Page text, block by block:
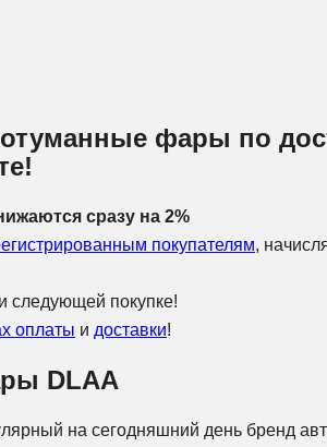
фары по
сразу на 2%
покупателям,
следующей покупке!
оплаты и доставки!
DLAA
на сегодняшний день бренд